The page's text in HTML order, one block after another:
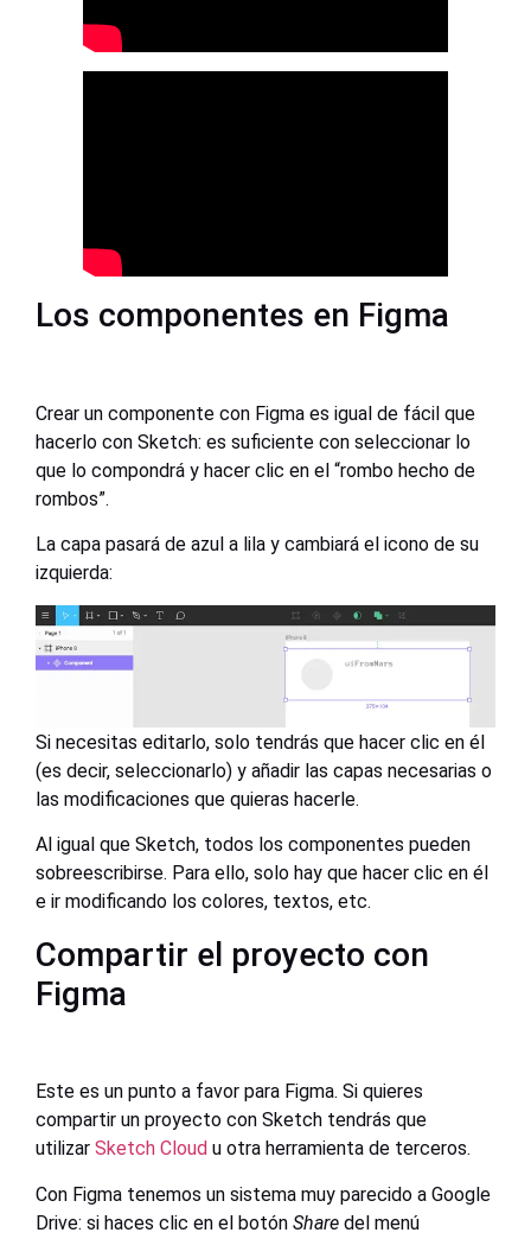
Los componentes en Figma
Crear un componente con Figma es igual de fácil que
hacerlo con Sketch: es suficiente con seleccionar lo
que lo compondrá y hacer clic en el “rombo hecho de
rombos”.
La capa pasará de azul a lila y cambiará el icono de su
izquierda:
Si necesitas editarlo, solo tendrás que hacer clic en él
(es decir, seleccionarlo) y añadir las capas necesarias o
las modificaciones que quieras hacerle.
Al igual que Sketch, todos los componentes pueden
sobreescribirse. Para ello, solo hay que hacer clic en él
e ir modificando los colores, textos, etc.
Compartir el proyecto con
Figma
Este es un punto a favor para Figma. Si quieres
compartir un proyecto con Sketch tendrás que
utilizar Sketch Cloud u otra herramienta de terceros.
Con Figma tenemos un sistema muy parecido a Google
Drive: si haces clic en el botón Share del menú